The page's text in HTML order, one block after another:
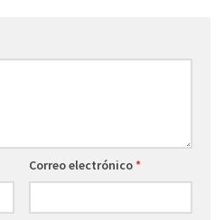
Correo electrónico*